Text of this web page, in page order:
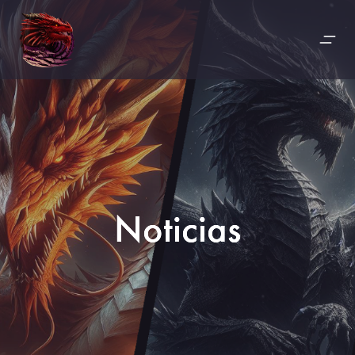
Noticias